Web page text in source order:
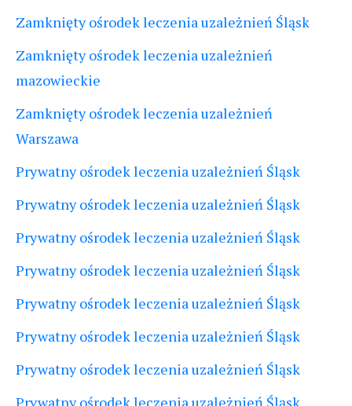
Zamknięty ośrodek leczenia uzależnień Śląsk
Zamknięty ośrodek leczenia uzależnień
mazowieckie
Zamknięty ośrodek leczenia uzależnień
Warszawa
Prywatny ośrodek leczenia uzależnień Śląsk
Prywatny ośrodek leczenia uzależnień Śląsk
Prywatny ośrodek leczenia uzależnień Śląsk
Prywatny ośrodek leczenia uzależnień Śląsk
Prywatny ośrodek leczenia uzależnień Śląsk
Prywatny ośrodek leczenia uzależnień Śląsk
Prywatny ośrodek leczenia uzależnień Śląsk